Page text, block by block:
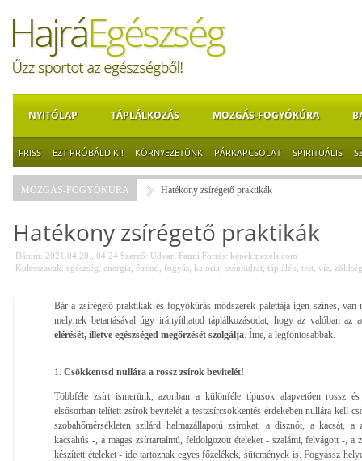
NYITÓLAP TÁPLÁLKOZÁS MOZGÁS-FOGYÓKÚRA
FRISS EZT PRÓBÁLD KI! KÖRNYEZETÜNK PÁRKAPCSOLAT SPIRITUÁLIS
MOZGÁS-FOGYÓKÚRA Hatékony zsírégető praktikák
Hatékony zsírégető praktikák
Dátum: 2021.04.20., 04:24 Szerző: Udvari Fanni Forrás: képek:pexels.com
Kulcsszavak: egészség energia étrend fogyás kalória szénhidrát táplálék test víz zöldség
Bár a zsírégető praktikák és fogyókúrás módszerek palettája igen színes, van
melynek betartásával úgy irányíthatod táplálkozásodat, hogy az valóban az
elérését, illetve egészséged megőrzését szolgálja . Íme, a legfontosabbak.
1. Csökkentsd nullára a rossz zsírok bevitelét!
Többféle zsírt ismerünk, azonban a különféle típusok alapvetően rossz
elsősorban telített zsírok bevitelét a testzsírcsökkentés érdekében nullára kell
szobahőmérsékleten szilárd halmazállapotú zsírokat, a disznót, a kacsát,
kacsahús -, a magas zsírtartalmú, feldolgozott ételeket - szalámi, felvágott -, a
készített ételeket - ide tartoznak egyes főzelékek, sütemények is. Fogyassz